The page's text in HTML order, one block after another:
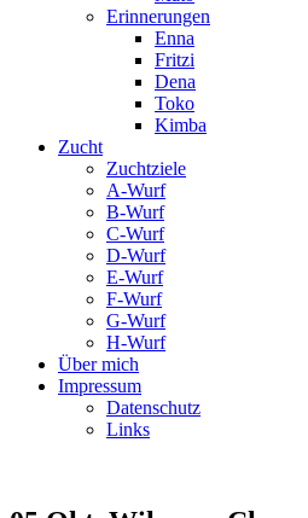
Erinnerungen
Enna
Fritzi
Dena
Toko
Kimba
Zucht
Zuchtziele
A-Wurf
B-Wurf
C-Wurf
D-Wurf
E-Wurf
F-Wurf
G-Wurf
H-Wurf
Über mich
Impressum
Datenschutz
Links